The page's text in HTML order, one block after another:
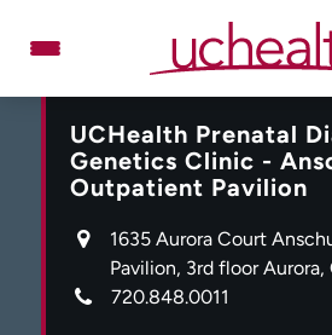
contenido
Médicos
Ubicaciones
UCHealth Prenatal
Genetics Clinic -
Outpatient Pavilion
1635 Aurora Court
Pavilion, 3rd floor
720.848.0011